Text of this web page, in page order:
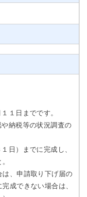
１日までです。
納税等の状況調査の
日）までに完成し、
は、申請取り下げ届の
成できない場合は、